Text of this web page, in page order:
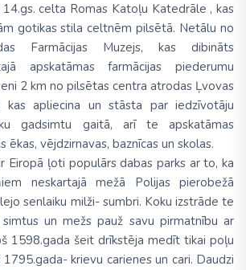
celta Romas Katoļu Katedrāle , kas
gotikas stila celtnēm pilsētā. Netālu no
Farmācijas Muzejs, kas dibināts
apskatāmas farmācijas piederumu
2 km no pilsētas centra atrodas Ļvovas
kas apliecina un stāsta par iedzīvotāju
gadsimtu gaitā, arī te apskatāmas
ēkas, vējdzirnavas, baznīcas un skolas.
Eiropā ļoti populārs dabas parks ar to, ka
neskartajā mežā Polijas pierobežā
senlaiku milži- sumbri. Koku izstrāde te
un mežs pauž savu pirmatnību ar
1598.gada šeit drīkstēja medīt tikai poļu
krievu carienes un cari. Daudzi